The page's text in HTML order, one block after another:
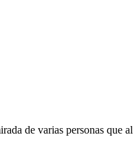
de varias personas que al